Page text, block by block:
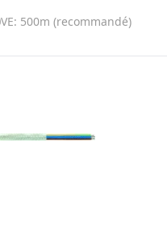
VE: 500m (recommandé)